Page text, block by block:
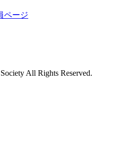
ページ
All Rights Reserved.